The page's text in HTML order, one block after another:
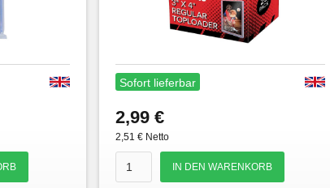
Sofort lieferbar
2,99 €
2,51 € Netto